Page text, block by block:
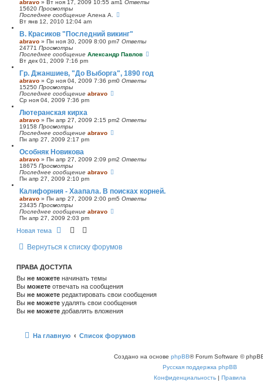
abravo » Вт ноя 17, 2009 10:55 am1 Ответы
15620 Просмотры
Последнее сообщение Алена А.
Вт янв 12, 2010 12:04 am
В. Красиков "Последний викинг"
abravo » Пн ноя 30, 2009 8:00 pm7 Ответы
24771 Просмотры
Последнее сообщение Александр Павлов
Вт дек 01, 2009 7:16 pm
Гр. Джаншиев, "До Выборга", 1890 год
abravo » Ср ноя 04, 2009 7:36 pm0 Ответы
15250 Просмотры
Последнее сообщение abravo
Ср ноя 04, 2009 7:36 pm
Лютеранская кирха
abravo » Пн апр 27, 2009 2:15 pm2 Ответы
19158 Просмотры
Последнее сообщение abravo
Пн апр 27, 2009 2:17 pm
Особняк Новикова
abravo » Пн апр 27, 2009 2:09 pm2 Ответы
18675 Просмотры
Последнее сообщение abravo
Пн апр 27, 2009 2:10 pm
Калифорния - Хаапала. В поисках корней.
abravo » Пн апр 27, 2009 2:00 pm5 Ответы
23435 Просмотры
Последнее сообщение abravo
Пн апр 27, 2009 2:03 pm
Новая тема
Вернуться к списку форумов
ПРАВА ДОСТУПА
Вы не можете начинать темы
Вы можете отвечать на сообщения
Вы не можете редактировать свои сообщения
Вы не можете удалять свои сообщения
Вы не можете добавлять вложения
На главную Список форумов
Создано на основе phpBB® Forum Software ©
Русская поддержка phpBB
Конфиденциальность | Правила